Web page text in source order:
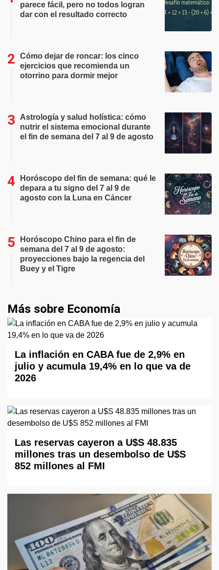
parece fácil, pero no todos logran
dar con el resultado correcto
Cómo dejar de roncar: los cinco
ejercicios que recomienda un
otorrino para dormir mejor
Astrología y salud holística: cómo
nutrir el sistema emocional durante
el fin de semana del 7 al 9 de agosto
Horóscopo del fin de semana: qué le
depara a tu signo del 7 al 9 de
agosto con la Luna en Cáncer
Horóscopo Chino para el fin de
semana del 7 al 9 de agosto:
proyecciones bajo la regencia del
Buey y el Tigre
Más sobre Economía
La inflación en CABA fue de 2,9% en
julio y acumula 19,4% en lo que va de
2026
Las reservas cayeron a U$S 48.835
millones tras un desembolso de U$S
852 millones al FMI